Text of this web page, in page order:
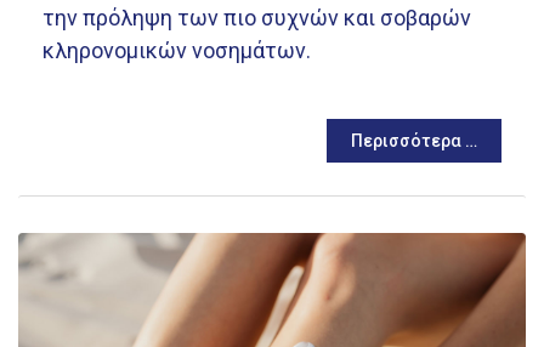
την πρόληψη των πιο συχνών και σοβαρών
κληρονομικών νοσημάτων.
Περισσότερα …